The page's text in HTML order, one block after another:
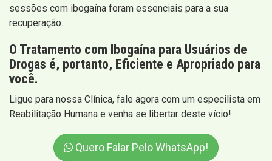
sessões com ibogaína foram essenciais para a sua
recuperação.
O Tratamento com Ibogaína para Usuários de
Drogas é, portanto, Eficiente e Apropriado para
você.
Ligue para nossa Clínica, fale agora com um especilista em
Reabilitação Humana e venha se libertar deste vício!
Quero Falar Pelo WhatsApp!